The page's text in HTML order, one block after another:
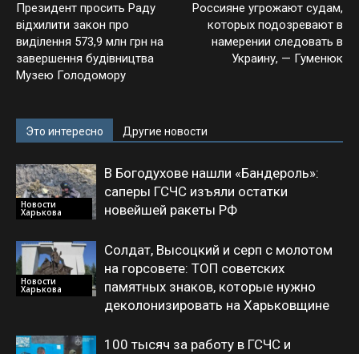
Президент просить Раду
відхилити закон про
виділення 573,9 млн грн на
завершення будівництва
Музею Голодомору
Россияне угрожают судам,
которых подозревают в
намерении следовать в
Украину, — Гуменюк
Это интересно Другие новости
Новости
Харькова
В Богодухове нашли «Бандероль»:
саперы ГСЧС изъяли остатки
новейшей ракеты РФ
Новости
Харькова
Солдат, Высоцкий и серп с молотом
на горсовете: ТОП советских
памятных знаков, которые нужно
деколонизировать на Харьковщине
100 тысяч за работу в ГСЧС и